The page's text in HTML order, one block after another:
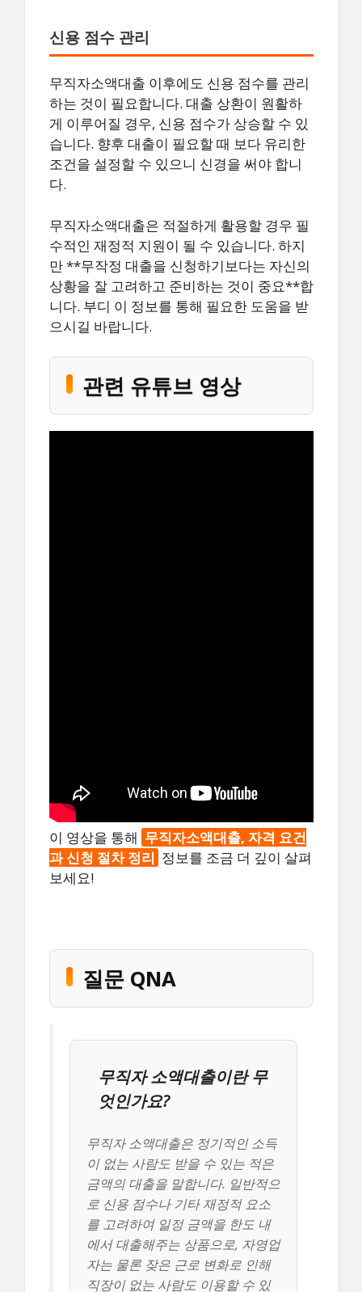
신용 점수 관리
무직자소액대출 이후에도 신용 점수를 관리
하는 것이 필요합니다. 대출 상환이 원활하
게 이루어질 경우, 신용 점수가 상승할 수 있
습니다. 향후 대출이 필요할 때 보다 유리한
조건을 설정할 수 있으니 신경을 써야 합니
다.
무직자소액대출은 적절하게 활용할 경우 필
수적인 재정적 지원이 될 수 있습니다. 하지
만 **무작정 대출을 신청하기보다는 자신의
상황을 잘 고려하고 준비하는 것이 중요**합
니다. 부디 이 정보를 통해 필요한 도움을 받
으시길 바랍니다.
관련 유튜브 영상
이 영상을 통해 무직자소액대출, 자격 요건
과 신청 절차 정리 정보를 조금 더 깊이 살펴
보세요!
질문 QNA
무직자 소액대출이란 무
엇인가요?
무직자 소액대출은 정기적인 소득
이 없는 사람도 받을 수 있는 적은
금액의 대출을 말합니다. 일반적으
로 신용 점수나 기타 재정적 요소
를 고려하여 일정 금액을 한도 내
에서 대출해주는 상품으로, 자영업
자는 물론 잦은 근로 변화로 인해
직장이 없는 사람도 이용할 수 있